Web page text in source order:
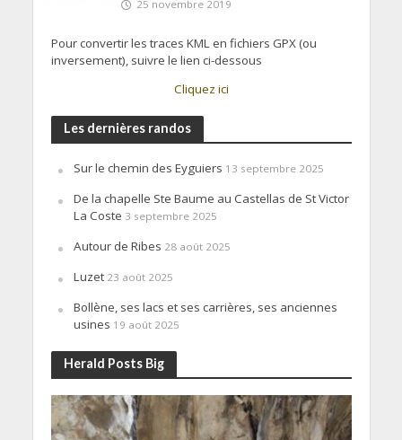
25 novembre 2019
Pour convertir les traces KML en fichiers GPX (ou
inversement), suivre le lien ci-dessous
Cliquez ici
Les dernières randos
Sur le chemin des Eyguiers 13 septembre 2025
De la chapelle Ste Baume au Castellas de St Victor
La Coste 3 septembre 2025
Autour de Ribes 28 août 2025
Luzet 23 août 2025
Bollène, ses lacs et ses carrières, ses anciennes
usines 19 août 2025
Herald Posts Big